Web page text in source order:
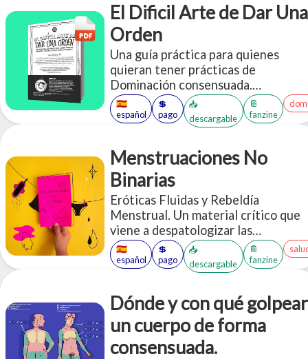
El Dificil Arte de Dar Una
Orden
Una guía práctica para quienes
quieran tener prácticas de
Dominación consensuada.
Compilamos múltiples ideas y
aplicaciones de ejemplo a la hora de
🇪🇸
español
💲
pago
📥
descargable
📔
fanzine
Menstruaciones No
Binarias
Eróticas Fluidas y Rebeldía
Menstrual. Un material crítico que
viene a despatologizar las
experiencias menstruantes,
destinado a quien quiera saber más
sobre este proceso, derribando
🇪🇸
español
💲
pago
📥
descargable
📔
fanzine
Dónde y con qué golpear
un cuerpo de forma
consensuada.